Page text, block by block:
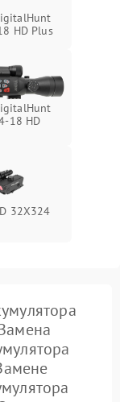
Подробнее →
HD Plus
18 HD
32X324